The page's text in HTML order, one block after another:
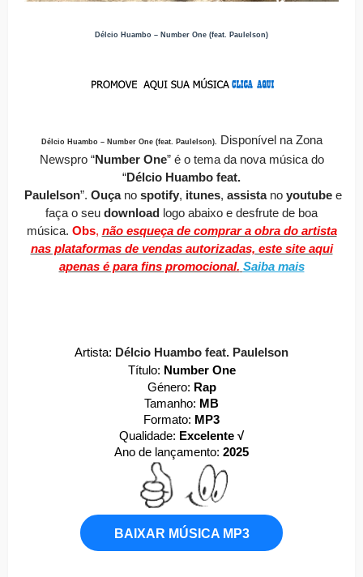
Délcio Huambo – Number One (feat. Paulelson)
Délcio Huambo – Number One (feat. Paulelson). Disponível na Zona
Newspro “Number One” é o tema da nova música do
“Délcio Huambo feat.
Paulelson”. Ouçano spotify, itunes, assistano youtube e
faça o seu download logo abaixo e desfrute de boa
música. Obs, não esqueça de comprar a obra do artista
nas plataformas de vendas autorizadas, este site aqui
apenas é para fins promocional. Saiba mais
Artista: Délcio Huambo feat. Paulelson
Título: Number One
Género: Rap
Tamanho: MB
Formato: MP3
Qualidade: Excelente √
Ano de lançamento: 2025
BAIXAR MÚSICA MP3